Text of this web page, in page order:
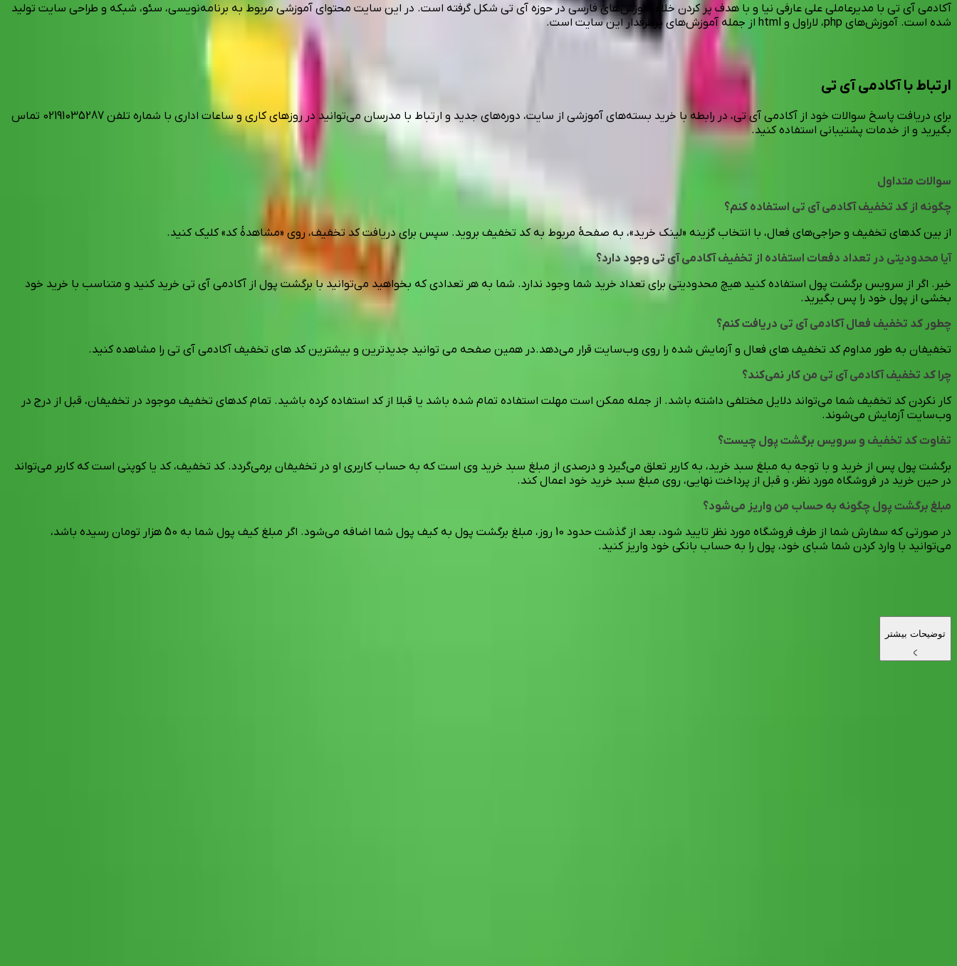
آکادمی آی تی با مدیرعاملی علی عارفی نیا و با هدف پر کردن خلاء آموزش‌های فارسی در حوزه آی تی شکل گرفته است. در این سایت محتوای آموزشی مربوط به برنامه‌نویسی، سئو، شبکه و طراحی سایت تولید
شده است. آموزش‌های php، لاراول و html از جمله آموزش‌های پرطرفدار این سایت است.
ارتباط با آکادمی آی تی
برای دریافت پاسخ سوالات خود از آکادمی آی تی، در رابطه با خرید بسته‌های آموزشی از سایت، دوره‌های جدید و ارتباط با مدرسان می‌توانید در روزهای کاری و ساعات اداری با شماره تلفن 02191035287 تماس
بگیرید و از خدمات پشتیبانی استفاده کنید.
سوالات متداول
چگونه از کد تخفیف آکادمی آی تی استفاده کنم؟
از بین کدهای تخفیف و حراجی‌های فعال، با انتخاب گزینه «لینک خرید»، به صفحهٔ مربوط به کد تخفیف بروید. سپس برای دریافت کد تخفیف، روی «مشاهدهٔ کد» کلیک کنید.
آیا محدودیتی در تعداد دفعات استفاده از تخفیف آکادمی آی تی وجود دارد؟
خیر. اگر از سرویس برگشت پول استفاده کنید هیچ محدودیتی برای تعداد خرید شما وجود ندارد. شما به هر تعدادی که بخواهید می‌توانید با برگشت پول از آکادمی آی تی خرید کنید و متناسب با خرید خود
بخشی از پول خود را پس بگیرید.
چطور کد تخفیف فعال آکادمی آی تی دریافت کنم؟
تخفیفان به طور مداوم کد تخفیف های فعال و آزمایش شده را روی وب‌سایت قرار می‌دهد.در همین صفحه می توانید جدیدترین و بیشترین کد های تخفیف آکادمی آی تی را مشاهده کنید.
چرا کد تخفیف آکادمی آی تی من کار نمی‌کند؟
کار نکردن کد تخفیف شما می‌تواند دلایل مختلفی داشته باشد. از جمله ممکن است مهلت استفاده تمام شده باشد یا قبلا از کد استفاده کرده باشید. تمام کدهای تخفیف موجود در تخفیفان، قبل از درج در
وب‌سایت آزمایش می‌شوند.
تفاوت کد تخفیف و سرویس برگشت پول چیست؟
برگشت پول پس از خرید و با توجه به مبلغ سبد خرید، به کاربر تعلق می‌گیرد و درصدی از مبلغ سبد خرید وی است که به حساب کاربری او در تخفیفان برمی‌گردد. کد تخفیف، کد یا کوپنی است که کاربر می‌تواند
در حین خرید در فروشگاه مورد نظر، و قبل از پرداخت نهایی، روی مبلغ سبد خرید خود اعمال کند.
مبلغ برگشت پول چگونه به حساب من واریز می‌شود؟
در صورتی که سفارش شما از طرف فروشگاه مورد نظر تایید شود، بعد از گذشت حدود 10 روز، مبلغ برگشت پول به کیف پول شما اضافه می‌شود. اگر مبلغ کیف پول شما به 50 هزار تومان رسیده باشد،
می‌توانید با وارد کردن شما شبای خود، پول را به حساب بانکی خود واریز کنید.
توضیحات بیشتر